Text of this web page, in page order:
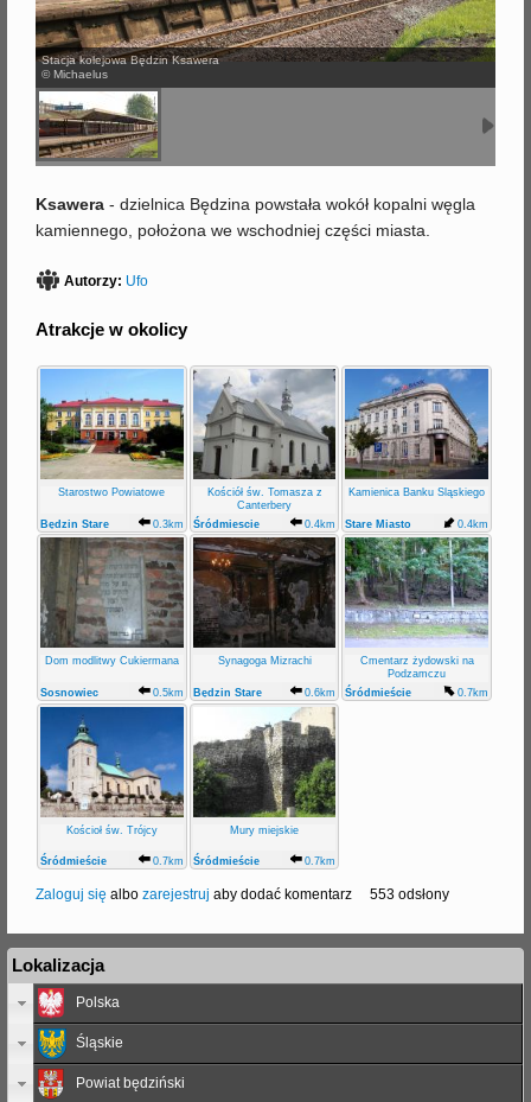
Stacja kolejowa Będzin Ksawera
© Michaelus
Ksawera - dzielnica Będzina powstała wokół kopalni węgla
kamiennego, położona we wschodniej części miasta.
Autorzy: Ufo
Atrakcje w okolicy
Starostwo Powiatowe
Będzin Stare
0.3km
Kościół św. Tomasza z
Canterbery
Śródmiescie
0.4km
Kamienica Banku Śląskiego
Stare Miasto 0.4km
Dom modlitwy Cukiermana
Sosnowiec
0.5km
Synagoga Mizrachi
Będzin Stare
0.6km
Cmentarz żydowski na
Podzamczu
Śródmieście
0.7km
Kościoł św. Trójcy
Śródmieście 0.7km
Mury miejskie
Śródmieście 0.7km
Zaloguj się albo zarejestruj aby dodać komentarz 553 odsłony
Lokalizacja
Polska
Śląskie
Powiat będziński